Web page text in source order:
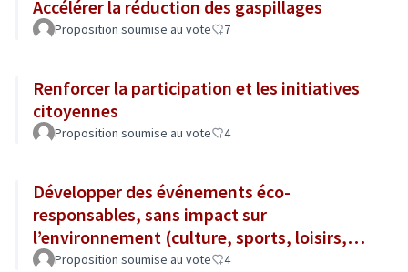
Accélérer la réduction des gaspillages
Proposition soumise au vote 7
Renforcer la participation et les initiatives
citoyennes
Proposition soumise au vote 4
Développer des événements éco-
responsables, sans impact sur
l’environnement (culture, sports, loisirs,
tourisme...)
Proposition soumise au vote 4